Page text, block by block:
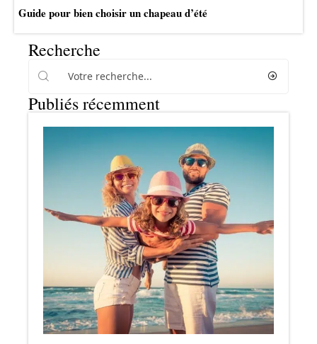
Guide pour bien choisir un chapeau d’été
Recherche
Publiés récemment